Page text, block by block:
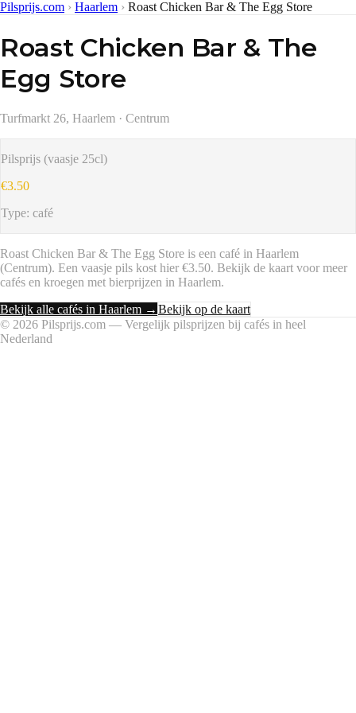
Pilsprijs.com › Haarlem › Roast Chicken Bar & The Egg Store
Roast Chicken Bar & The
Egg Store
Turfmarkt 26, Haarlem · Centrum
Pilsprijs (vaasje 25cl)
€3.50
Type: café
Roast Chicken Bar & The Egg Store is een café in Haarlem
(Centrum). Een vaasje pils kost hier €3.50. Bekijk de kaart voor meer
cafés en kroegen met bierprijzen in Haarlem.
Bekijk alle cafés in Haarlem → Bekijk op de kaart
© 2026 Pilsprijs.com — Vergelijk pilsprijzen bij cafés in heel
Nederland